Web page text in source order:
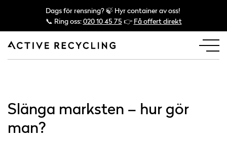
Dags för rensning? 🍃 Hyr container av oss!
📞 Ring oss:020 10 45 75 👉 Få offert direkt
Slänga marksten – hur gör
man?